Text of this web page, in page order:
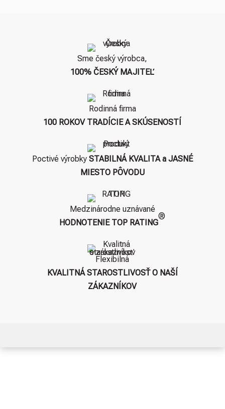
Sme český výrobca,
100% ČESKÝ MAJITEĽ
Rodinná firma
100 ROKOV TRADÍCIE A SKÚSENOSTÍ
Poctivé výrobkySTABILNÁ KVALITA a JASNÉ
MIESTO PÔVODU
Medzinárodne uznávané
HODNOTENIE TOP RATING
®
Flexibilná
KVALITNÁ STAROSTLIVOSŤ O NAŠÍ
ZÁKAZNÍKOV